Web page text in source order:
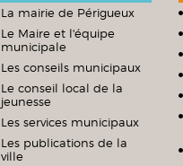
La mairie de Périgueux
Le Maire et l'équipe
municipale
Les conseils municipaux
Le conseil local de la
jeunesse
Les services municipaux
Les publications de la
ville